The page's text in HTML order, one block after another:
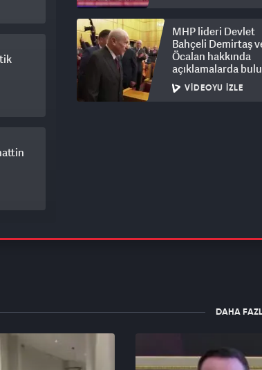
MHP lideri Devlet
Bahçeli Demirtaş
Öcalan hakkında
açıklamalarda
VIDEOYU İZLE
DAHA